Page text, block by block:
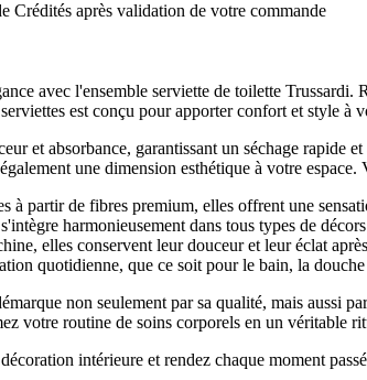
Crédités après validation de votre commande
avec l'ensemble serviette de toilette
est conçu pour apporter confort et style à
et absorbance, garantissant un séchage rapide
une dimension esthétique à votre
à partir de fibres premium, elles offrent une
harmonieusement dans tous types de
elles conservent leur douceur et leur éclat
quotidienne, que ce soit pour le bain, la
non seulement par sa qualité, mais aussi
votre routine de soins corporels en un véritable
intérieure et rendez chaque moment